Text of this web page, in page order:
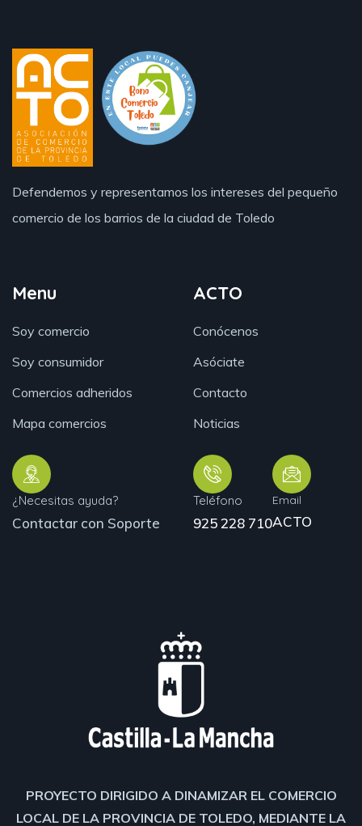
Defendemos y representamos los intereses del pequeño
comercio de los barrios de la ciudad de Toledo
Menu
Soy comercio
Soy consumidor
Comercios adheridos
Mapa comercios
¿Necesitas ayuda?
Contactar con Soporte
ACTO
Conócenos
Asóciate
Contacto
Noticias
Teléfono
925 228 710
Email
ACTO
PROYECTO DIRIGIDO A DINAMIZAR EL COMERCIO
LOCAL DE LA PROVINCIA DE TOLEDO, MEDIANTE LA